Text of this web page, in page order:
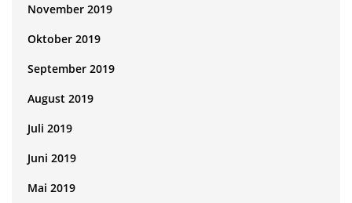
November 2019
Oktober 2019
September 2019
August 2019
Juli 2019
Juni 2019
Mai 2019